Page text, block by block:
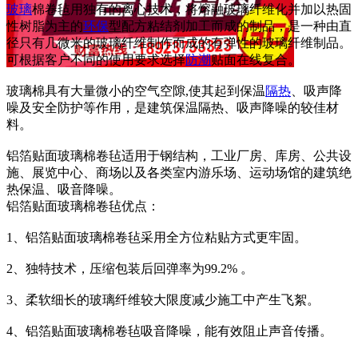
玻璃棉卷毡用独有的离心技术，将熔融玻璃纤维化并加以热固
性树脂为主的环保型配方粘结剂加工而成的制品，是一种由直
径只有几微米的玻璃纤维制作而成的有弹性的玻璃纤维制品。
可根据客户不同的使用要求选择防潮贴面在线复合。
玻璃棉具有大量微小的空气空隙,使其起到保温隔热 、吸声降
噪及安全防护等作用，是建筑保温隔热、吸声降噪的较佳材
料。
铝箔贴面玻璃棉卷毡适用于钢结构，工业厂房、库房、公共设
施、展览中心、商场以及各类室内游乐场、运动场馆的建筑绝
热保温、吸音降噪。
铝箔贴面玻璃棉卷毡优点：
1、铝箔贴面玻璃棉卷毡采用全方位粘贴方式更牢固。
2、独特技术，压缩包装后回弹率为99.2% 。
3、柔软细长的玻璃纤维较大限度减少施工中产生飞絮。
4、铝箔贴面玻璃棉卷毡吸音降噪，能有效阻止声音传播。